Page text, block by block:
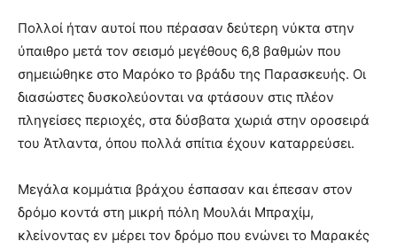
Πολλοί ήταν αυτοί που πέρασαν δεύτερη νύκτα στην
ύπαιθρο μετά τον σεισμό μεγέθους 6,8 βαθμών που
σημειώθηκε στο Μαρόκο το βράδυ της Παρασκευής. Οι
διασώστες δυσκολεύονται να φτάσουν στις πλέον
πληγείσες περιοχές, στα δύσβατα χωριά στην οροσειρά
του Άτλαντα, όπου πολλά σπίτια έχουν καταρρεύσει.
Μεγάλα κομμάτια βράχου έσπασαν και έπεσαν στον
δρόμο κοντά στη μικρή πόλη Μουλάι Μπραχίμ,
κλείνοντας εν μέρει τον δρόμο που ενώνει το Μαρακές